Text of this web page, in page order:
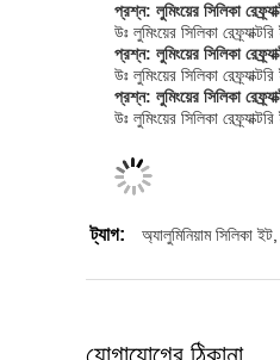
প্রশ্ন: লুমিংয়ের সিলিকা
উঃ লুমিংয়ের সিলিকা
প্রশ্ন: লুমিংয়ের সিলিকা
উঃ লুমিংয়ের সিলিকা
প্রশ্ন: লুমিংয়ের সিলিকা
উঃ লুমিংয়ের সিলিকা